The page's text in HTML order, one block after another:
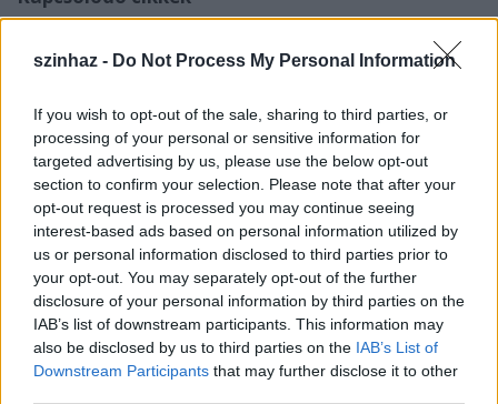
szinhaz - Do Not Process My Personal Information
If you wish to opt-out of the sale, sharing to third parties, or
processing of your personal or sensitive information for
targeted advertising by us, please use the below opt-out
section to confirm your selection. Please note that after your
opt-out request is processed you may continue seeing
interest-based ads based on personal information utilized by
us or personal information disclosed to third parties prior to
your opt-out. You may separately opt-out of the further
disclosure of your personal information by third parties on the
IAB’s list of downstream participants. This information may
also be disclosed by us to third parties on the IAB’s List of
Downstream Participants that may further disclose it to other
Meg kell becsülni a hópelyheket –
A legjobb férfi főszereplő
Kersztes Tamás /Egy őrült naplója/Katona József
Színház, FÜGE, MASZK Egyesület (Szeged), Orlai
Produkciós Iroda